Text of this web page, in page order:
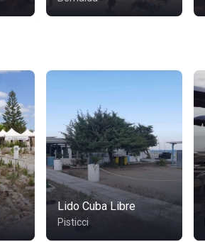
Lido Cuba Libre
Pisticci